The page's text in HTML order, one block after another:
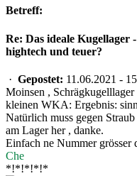
Betreff:
Re: Das ideale Kugellager
hightech und teuer?
· Gepostet: 11.06.2021 -
Moinsen ,
kleinen WKA: Ergebnis:
Natürlich muss gegen
am Lager her , danke.
Einfach ne Nummer grösser
Che
*!*!*!*!*